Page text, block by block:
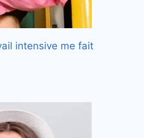
intensive me fait